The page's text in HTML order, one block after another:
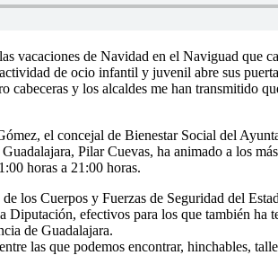
vacaciones de Navidad en el Naviguad que
de ocio infantil y juvenil abre sus
y los alcaldes me han transmitido
el concejal de Bienestar Social del
Pilar Cuevas, ha animado a los
horas a 21:00 horas.
los Cuerpos y Fuerzas de Seguridad del
efectivos para los que también ha
de Guadalajara.
las que podemos encontrar, hinchables,